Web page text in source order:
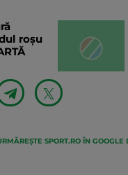
roșu
SPORT.RO ÎN GOOGLE